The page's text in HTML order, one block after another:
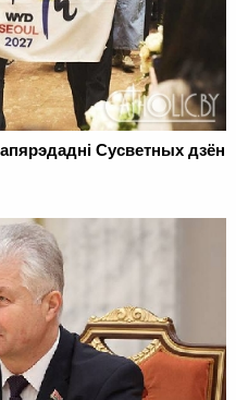
Сусветных дзён